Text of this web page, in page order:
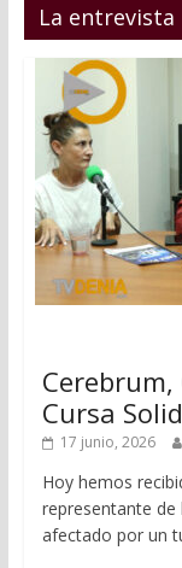
La entrevista
Cerebrum,
Cursa
17 junio, 2026
Hoy hemos
representante de
afectado por un